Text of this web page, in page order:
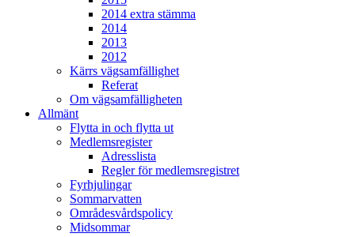
2014 extra stämma
2014
2013
2012
Kärrs vägsamfällighet
Referat
Om vägsamfälligheten
Allmänt
Flytta in och flytta ut
Medlemsregister
Adresslista
Regler för medlemsregistret
Fyrhjulingar
Sommarvatten
Områdesvårdspolicy
Midsommar